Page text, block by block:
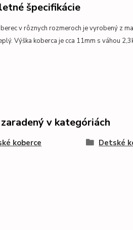
špecifikácie
v rôznych rozmeroch je vyrobený z
Výška koberca je cca 11mm s váhou
v kategóriách
koberce Detské